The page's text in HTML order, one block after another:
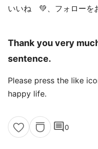
いいね 💚、フォローを
Thank you very
sentence.
Please press the like
happy life.
comment0